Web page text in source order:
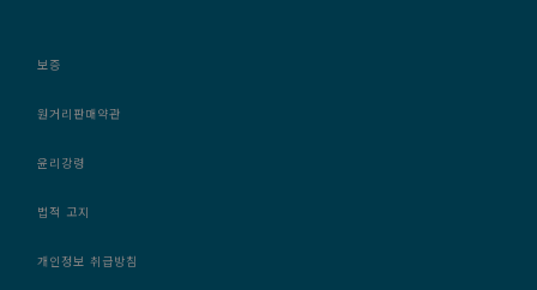
보증
원거리판매약관
윤리강령
법적 고지
개인정보 취급방침